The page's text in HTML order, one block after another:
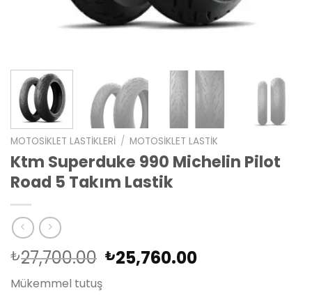
MOTOSIKLET LASTIKLERI / MOTOSIKLET LASTIK
Ktm Superduke 990 Michelin Pilot
Road 5 Takım Lastik
₺27,700.00 Orijinal
₺25,760.00Şu
Mükemmel tutuş